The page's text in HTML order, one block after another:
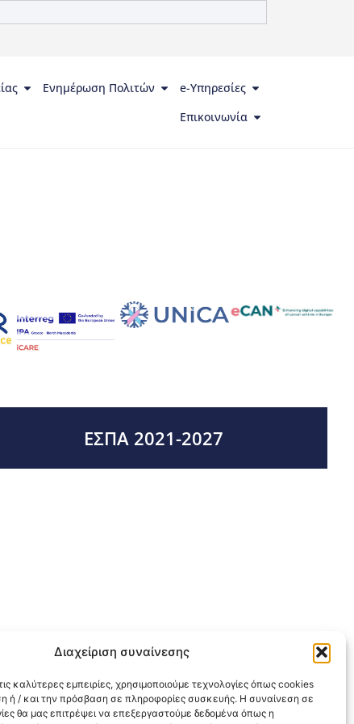
Διαχείριση συναίνεσης
καλύτερες εμπειρίες, χρησιμοποιούμε τεχνολογίες όπως cookies
ή / και την πρόσβαση σε πληροφορίες συσκευής. Η συναίνεση σε
θα μας επιτρέψει να επεξεργαστούμε δεδομένα όπως η
Ενημέρωση Πολιτών
e-Υπηρεσίες
Επικοινωνία
ΕΣΠΑ 2021-2027